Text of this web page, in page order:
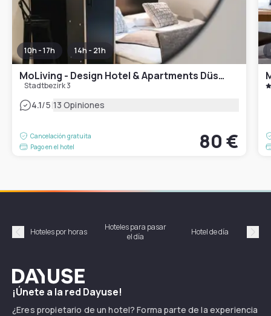
10h - 17h 14h - 21h
MoLiving - Design Hotel & Apartments Düsseldorf-Neuss
Stadtbezirk 3
4.1/5|13 Opiniones
Cancelación gratuita
Pago en el hotel
80 €
Précédent
Hoteles por horas
Hoteles para pasar
el día
Hotel de día
Dayuse
¡Únete a la red Dayuse!
¿Eres propietario de un hotel? Forma parte de la experiencia